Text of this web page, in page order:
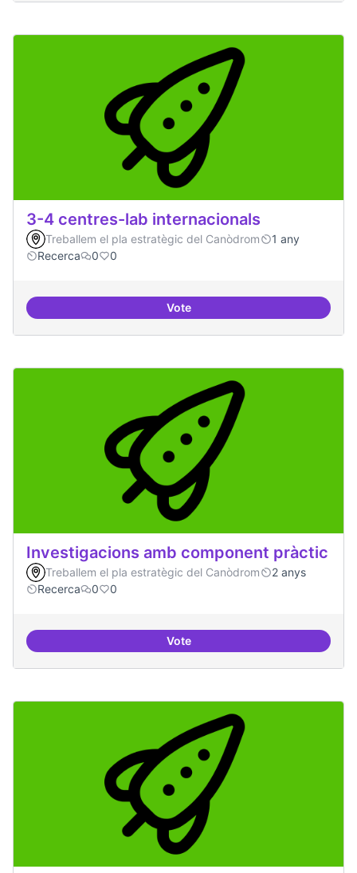
3-4 centres-lab internacionals
Treballem el pla estratègic del Canòdrom
1 any
Recerca
0 0
Vote3-4 centres-lab internacionals
Investigacions amb component pràctic
Treballem el pla estratègic del Canòdrom
2 anys
Recerca
0 0
VoteInvestigacions amb component